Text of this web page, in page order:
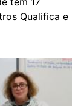
Qualifica e